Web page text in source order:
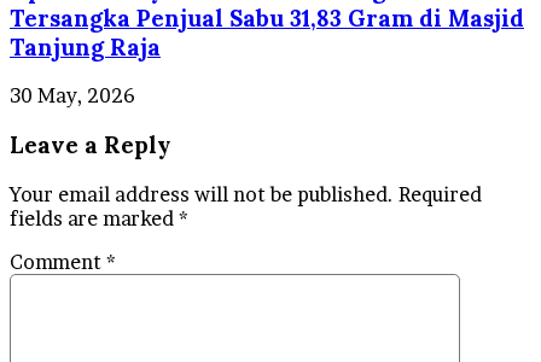
Tersangka Penjual Sabu 31,83 Gram di Masjid
Tanjung Raja
30 May, 2026
Leave a Reply
Your email address will not be published. Required
fields are marked *
Comment *